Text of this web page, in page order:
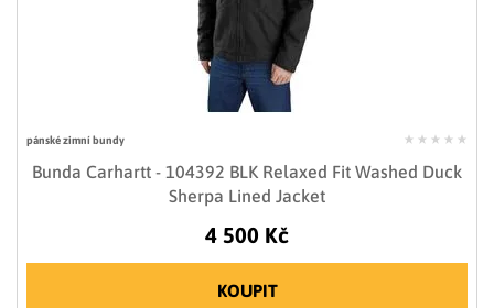
pánské zimní bundy
Bunda Carhartt - 104392 BLK Relaxed Fit Washed Duck
Sherpa Lined Jacket
4 500 Kč
KOUPIT